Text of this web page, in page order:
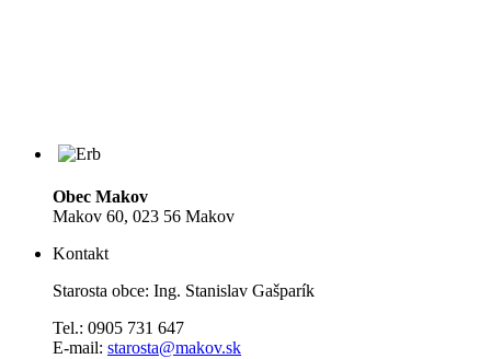
Obec Makov
Makov 60, 023 56 Makov
Kontakt
Starosta obce: Ing. Stanislav Gašparík
Tel.: 0905 731 647
E-mail: starosta@makov.sk